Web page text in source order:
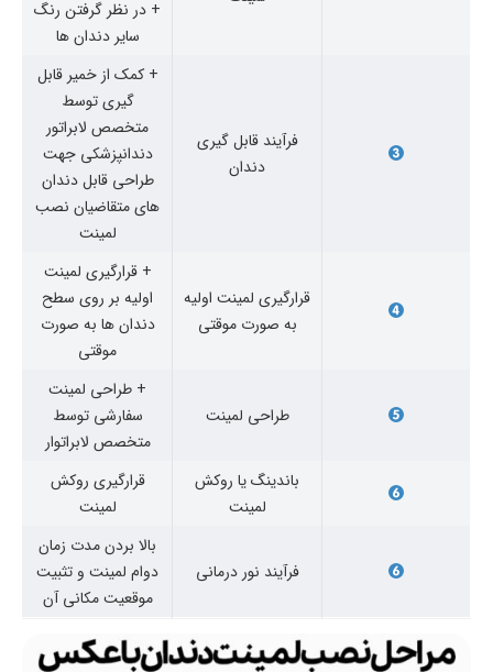
+ در نظر گرفتن رنگ
سایر دندان ها
فرآیند قابل گیری
دندان
+ کمک از خمیر قابل
گیری توسط
متخصص لابراتور
دندانپزشکی جهت
طراحی قابل دندان
های متقاضیان نصب
لمینت
قرارگیری لمینت اولیه
به صورت موقتی
+ قرارگیری لمینت
اولیه بر روی سطح
دندان ها به صورت
موقتی
طراحی لمینت
+ طراحی لمینت
سفارشی توسط
متخصص لابراتوار
باندینگ یا روکش
لمینت
قرارگیری روکش
لمینت
فرآیند نور درمانی
بالا بردن مدت زمان
دوام لمینت و تثبیت
موقعیت مکانی آن